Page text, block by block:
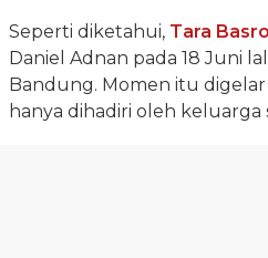
Seperti diketahui, Tara
Daniel Adnan pada 18 Juni
Bandung. Momen itu
hanya dihadiri oleh keluarga